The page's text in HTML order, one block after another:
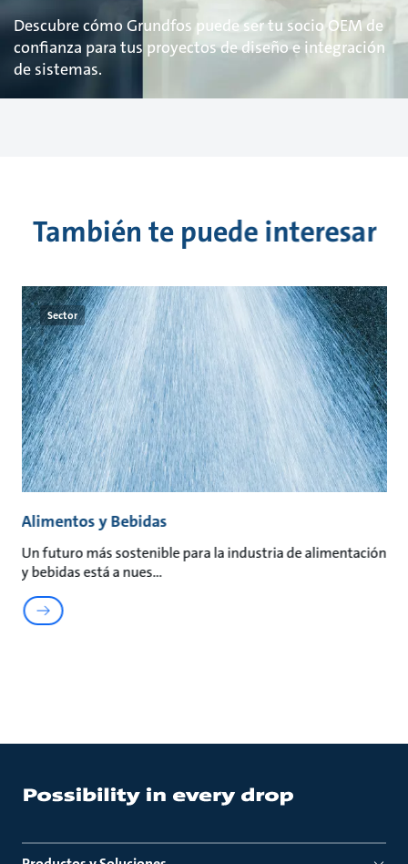
Descubre cómo Grundfos puede ser tu socio OEM de
confianza para tus proyectos de diseño e integración
de sistemas.
También te puede interesar
Sector
Alimentos y Bebidas
Un futuro más sostenible para la industria de alimentación
y bebidas está a nues